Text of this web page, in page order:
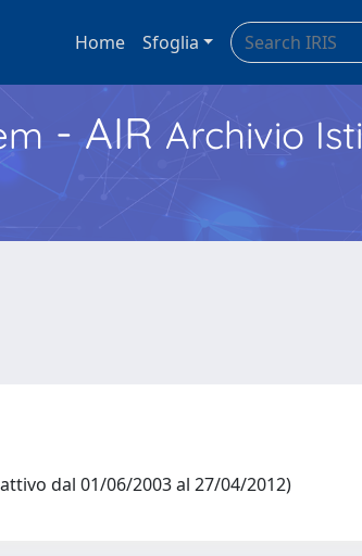
Home Sfoglia
- AIR Archivio
(attivo dal 01/06/2003 al 27/04/2012)